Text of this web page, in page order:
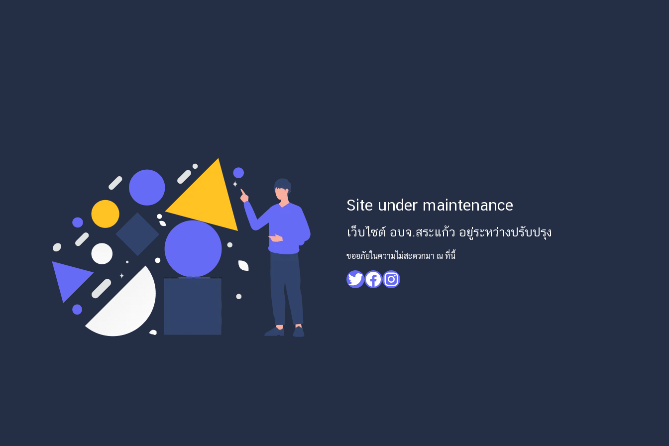
Site under maintenance
เว็บไซต์ อบจ.สระแก้ว อยู่ระหว่างปรับปรุง
ขออภัยในความไม่สะดวกมา ณ ที่นี้
Twitter
Facebook
Instagram